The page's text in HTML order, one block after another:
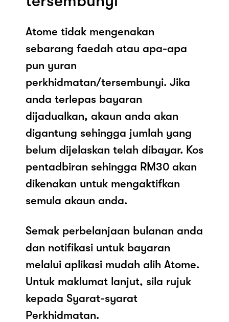
Atome tidak mengenakan
sebarang faedah atau apa-apa
pun yuran
perkhidmatan/tersembunyi. Jika
anda terlepas bayaran
dijadualkan, akaun anda akan
digantung sehingga jumlah yang
belum dijelaskan telah dibayar. Kos
pentadbiran sehingga RM30 akan
dikenakan untuk mengaktifkan
semula akaun anda.
Semak perbelanjaan bulanan anda
dan notifikasi untuk bayaran
melalui aplikasi mudah alih Atome.
Untuk maklumat lanjut, sila rujuk
kepada Syarat-syarat
Perkhidmatan.